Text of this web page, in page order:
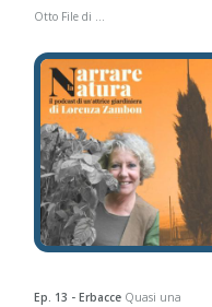
Otto File di ...
Ep. 13 - ErbacceQuasi una